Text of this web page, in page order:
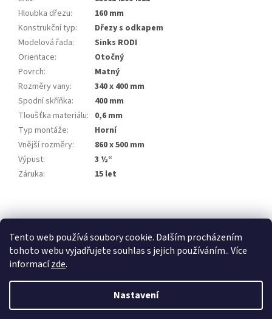
Tento web používá soubory cookie. Dalším procházením
tohoto webu vyjadřujete souhlas s jejich používáním.. Více
informacízde.
Nastavení
Hloubka dřezu:
160 mm
Konstrukční typ:
Dřezy s odkapem
Modelová řada:
Sinks RODI
Orientace:
Otočný
Povrch:
Matný
Rozměry vany:
340 x 400 mm
Spodní skříňka:
400 mm
Tloušťka materiálu: 0,6 mm
Typ montáže:
Horní
Vnější rozměry:
860 x 500 mm
Výpust:
3 ½“
Záruka: 15 let
á
stavební pouzdra SCRIGNO
Vytvořil Shoptet